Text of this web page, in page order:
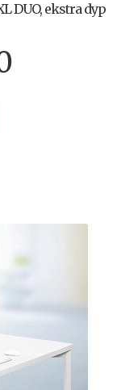
DUO, ekstra dyp